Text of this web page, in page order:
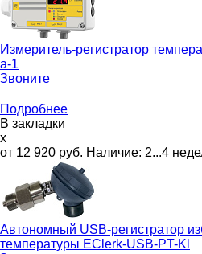
Измеритель-регистратор
a-1
Звоните
Подробнее
В закладки
x
от 12 920 руб. Наличие: 2...4
Автономный USB-регистратор
температуры EClerk-USB-PT-Kl